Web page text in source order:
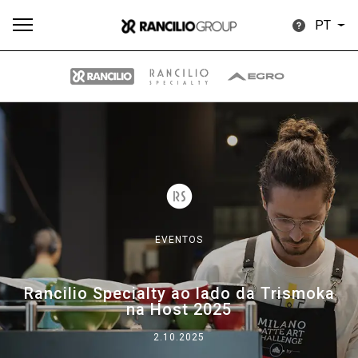
PT
EVENTOS
Rancilio Specialty ao lado da Trismoka
na Host 2025
2.10.2025
Descarregar Mais
Our brands
Group